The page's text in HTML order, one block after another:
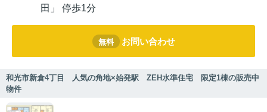
田」 停歩1分
無料 お問い合わせ
和光市新倉4丁目 人気の角地×始発駅 ZEH水準住宅 限定1棟の販売中
物件